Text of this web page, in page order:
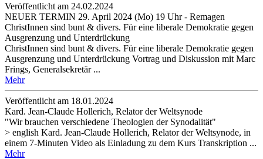
Veröffentlicht am 24­.02.2024
NEUER TERMIN 29. April 2024 (Mo) 19 Uhr - Remagen
ChristInnen sind bunt & divers. Für eine liberale Demokratie gegen
Ausgrenzung und Unterdrückung
ChristInnen sind bunt & divers. Für eine liberale Demokratie gegen
Ausgrenzung und Unterdrückung Vortrag und Diskussion mit Marc
Frings, Generalsekretär ...
Mehr
Veröffentlicht am 18­.01.2024
Kard. Jean-Claude Hollerich, Relator der Weltsynode
"Wir brauchen verschiedene Theologien der Synodalität"
> english Kard. Jean-Claude Hollerich, Relator der Weltsynode, in
einem 7-Minuten Video als Einladung zu dem Kurs Transkription ...
Mehr